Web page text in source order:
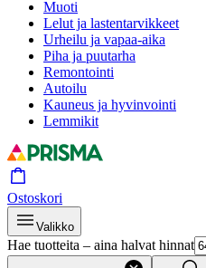
Muoti
Lelut ja lastentarvikkeet
Urheilu ja vapaa-aika
Piha ja puutarha
Remontointi
Autoilu
Kauneus ja hyvinvointi
Lemmikit
Ostoskori
Valikko
Hae tuotteita – aina halvat hinnat